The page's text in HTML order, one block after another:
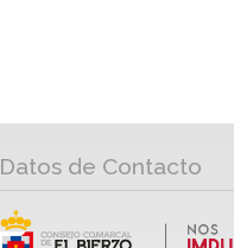
Datos de Contacto